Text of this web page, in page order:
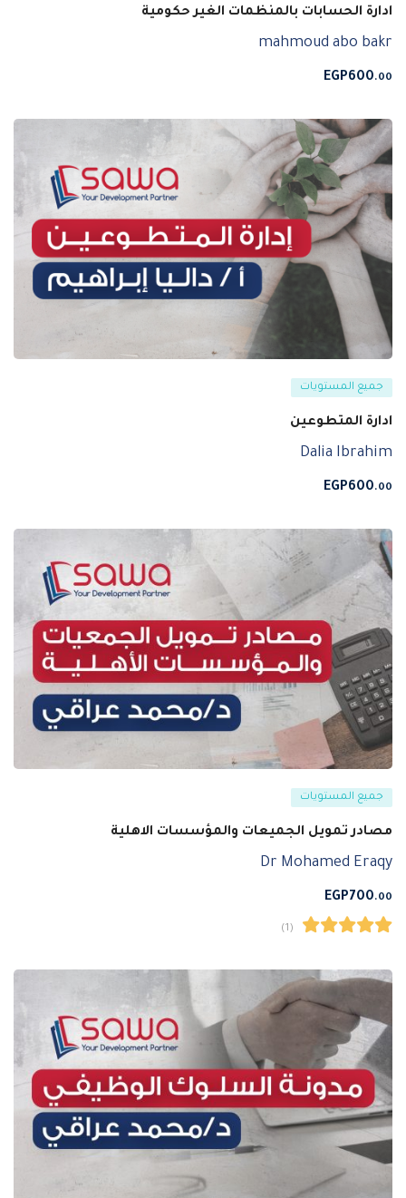
ادارة الحسابات بالمنظمات الغير حكومية
mahmoud abo bakr
EGP600.00
جميع المستويات
ادارة المتطوعين
Dalia Ibrahim
EGP600.00
جميع المستويات
مصادر تمويل الجميعات والمؤسسات الاهلية
Dr Mohamed Eraqy
EGP700.00
(1)